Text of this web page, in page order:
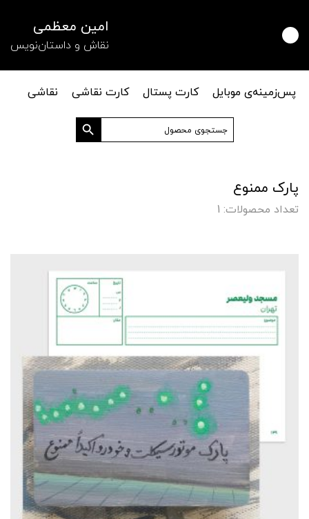
امین معظمی
نقاش و داستان‌نویس
پس‌زمینه‌ی موبایل کارت پستال کارت نقاشی
نقاشی
جستجو
برای:
دکمه جستجو
پارک ممنوع
تعداد محصولات: 1